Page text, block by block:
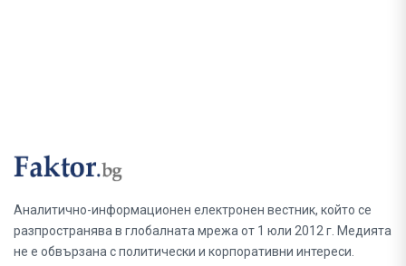
Аналитично-информационен електронен вестник, който се
разпространява в глобалната мрежа от 1 юли 2012 г. Медията
не е обвързана с политически и корпоративни интереси.